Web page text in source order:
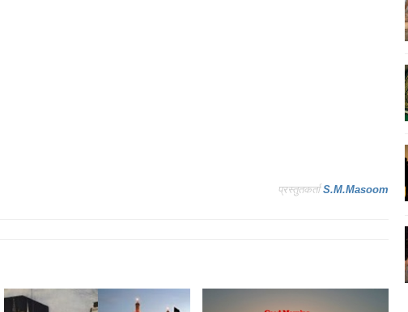
प्रस्तुतकर्ता S.M.Masoom